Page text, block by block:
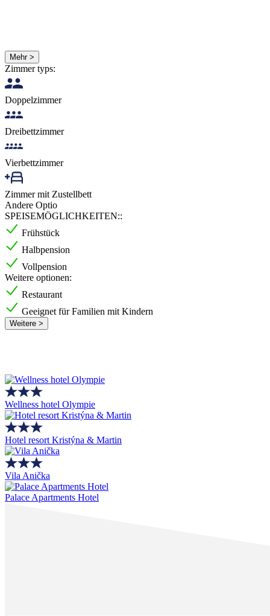
Mehr >
Zimmer typs:
Doppelzimmer
Dreibettzimmer
Vierbettzimmer
Zimmer mit Zustellbett
Andere Optio
SPEISEMÖGLICHKEITEN::
Frühstück
Halbpension
Vollpension
Weitere optionen:
Restaurant
Geeignet für Familien mit Kindern
Weitere >
Wellness hotel Olympie
Hotel resort Kristýna & Martin
Vila Anička
Palace Apartments Hotel